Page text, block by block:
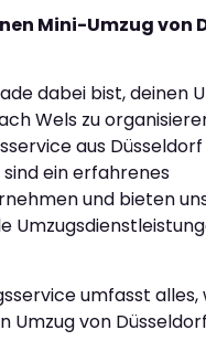
Mini-Umzug von
dabei bist, deinen
Wels zu
aus
sind ein erfahrenes
und bieten
umfasst alles,
Umzug von